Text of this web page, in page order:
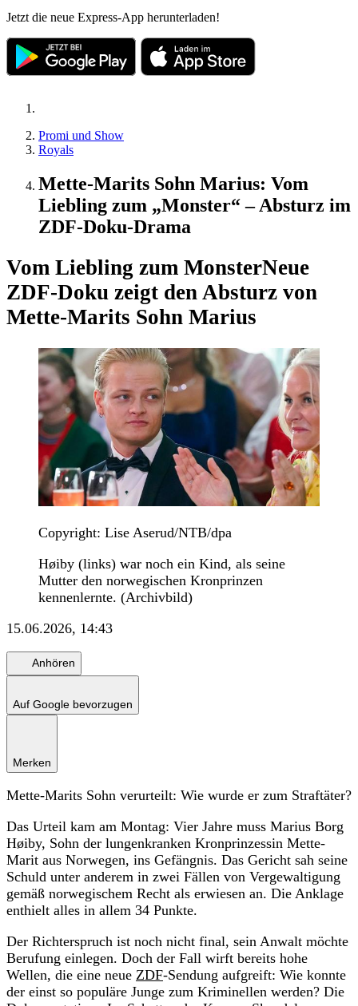
Jetzt die neue Express-App herunterladen!
Promi und Show
Royals
Mette-Marits Sohn Marius: Vom
Liebling zum „Monster“ – Absturz im
ZDF-Doku-Drama
Vom Liebling zum MonsterNeue
ZDF-Doku zeigt den Absturz von
Mette-Marits Sohn Marius
Copyright: Lise Aserud/NTB/dpa
Høiby (links) war noch ein Kind, als seine
Mutter den norwegischen Kronprinzen
kennenlernte. (Archivbild)
15.06.2026, 14:43
Anhören
Auf Google bevorzugen
Merken
Mette-Marits Sohn verurteilt: Wie wurde er zum Straftäter?
Das Urteil kam am Montag: Vier Jahre muss Marius Borg
Høiby, Sohn der lungenkranken Kronprinzessin Mette-
Marit aus Norwegen, ins Gefängnis. Das Gericht sah seine
Schuld unter anderem in zwei Fällen von Vergewaltigung
gemäß norwegischem Recht als erwiesen an. Die Anklage
enthielt alles in allem 34 Punkte.
Der Richterspruch ist noch nicht final, sein Anwalt möchte
Berufung einlegen. Doch der Fall wirft bereits hohe
Wellen, die eine neue ZDF-Sendung aufgreift: Wie konnte
der einst so populäre Junge zum Kriminellen werden? Die